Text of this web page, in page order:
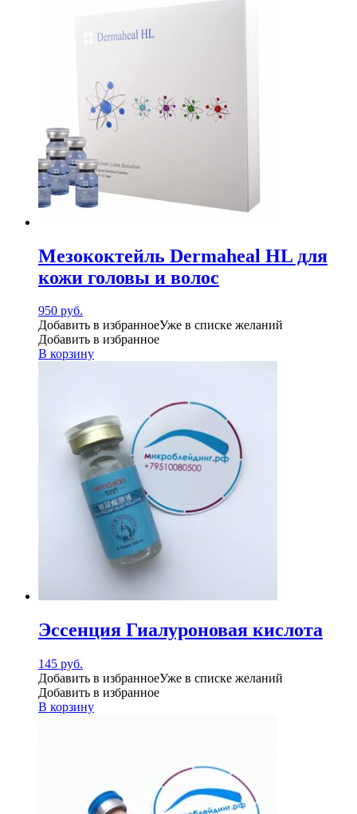
Мезококтейль Dermaheal HL для
кожи головы и волос
950 руб.
Добавить в избранноеУже в списке желаний
Добавить в избранное
В корзину
Эссенция Гиалуроновая кислота
145 руб.
Добавить в избранноеУже в списке желаний
Добавить в избранное
В корзину